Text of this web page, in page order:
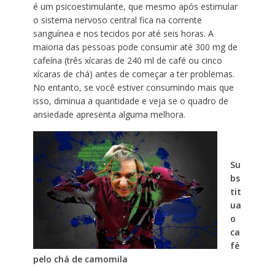
é um psicoestimulante, que mesmo após estimular
o sistema nervoso central fica na corrente
sanguínea e nos tecidos por até seis horas. A
maioria das pessoas pode consumir até 300 mg de
cafeína (três xícaras de 240 ml de café ou cinco
xícaras de chá) antes de começar a ter problemas.
No entanto, se você estiver consumindo mais que
isso, diminua a quantidade e veja se o quadro de
ansiedade apresenta alguma melhora.
Su
bs
tit
ua
o
ca
fé
pelo chá de camomila